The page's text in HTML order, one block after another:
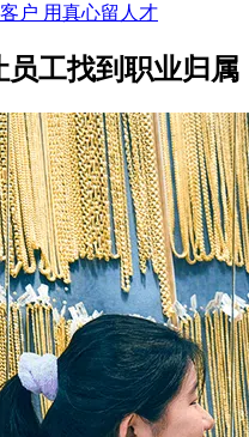
户 用真心留人才
工找到职业归属